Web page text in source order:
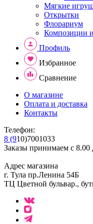
Мягкие
Открытки
Флорариум
Композиции
Профиль
Избранное
Сравнение
О магазине
Оплата и доставка
Контакты
Телефон:
8 (910)7001033
Заказы принимаем с 8.00
Адрес магазина
г. Тула пр.Ленина 54Б
ТЦ Цветной бульвар.,